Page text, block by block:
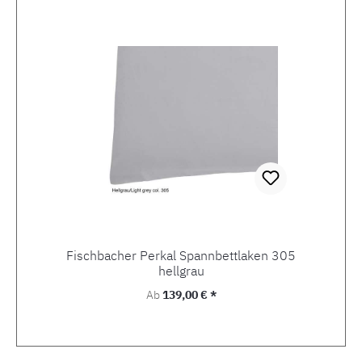
Fischbacher Perkal Spannbettlaken 305
hellgrau
Regulärer Preis:
Ab139,00 € *